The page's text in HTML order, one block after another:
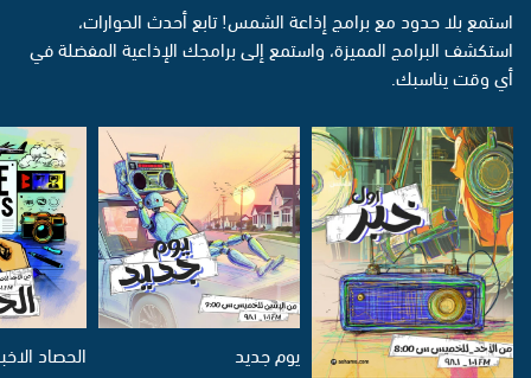
استمع بلا حدود مع برامج إذاعة الشمس! تابع أحدث الحوارات،
استكشف البرامج المميزة، واستمع إلى برامجك الإذاعية المفضلة في
أي وقت يناسبك.
يوم جديد
الحصاد